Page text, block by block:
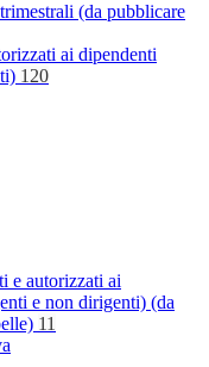
(da pubblicare
ai dipendenti
120
e autorizzati ai
e non dirigenti) (da
11